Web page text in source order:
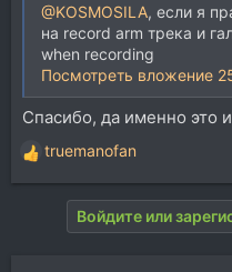
@KOSMOSILA, если я
на record arm трека и
when recording
Посмотреть вложение
Спасибо, да именно это
Р
е
truemanofan
Войдите или